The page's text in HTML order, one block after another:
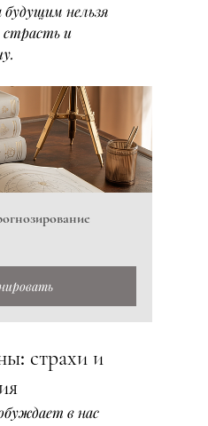
нельзя
и
страхи и
в нас